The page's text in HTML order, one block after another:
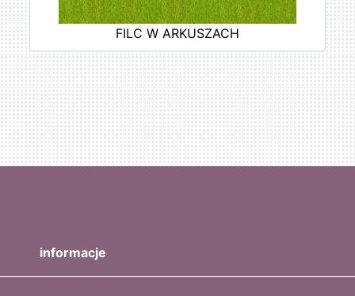
FILC W ARKUSZACH
informacje